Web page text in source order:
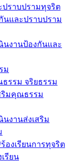
ราบปรามทุจริต
นและปราบปราม
นงานป้องกันและ
ม
รรม จริยธรรม
ริมคุณธรรม
นงานส่งเสริม
องเรียนการทุจริต
รียน